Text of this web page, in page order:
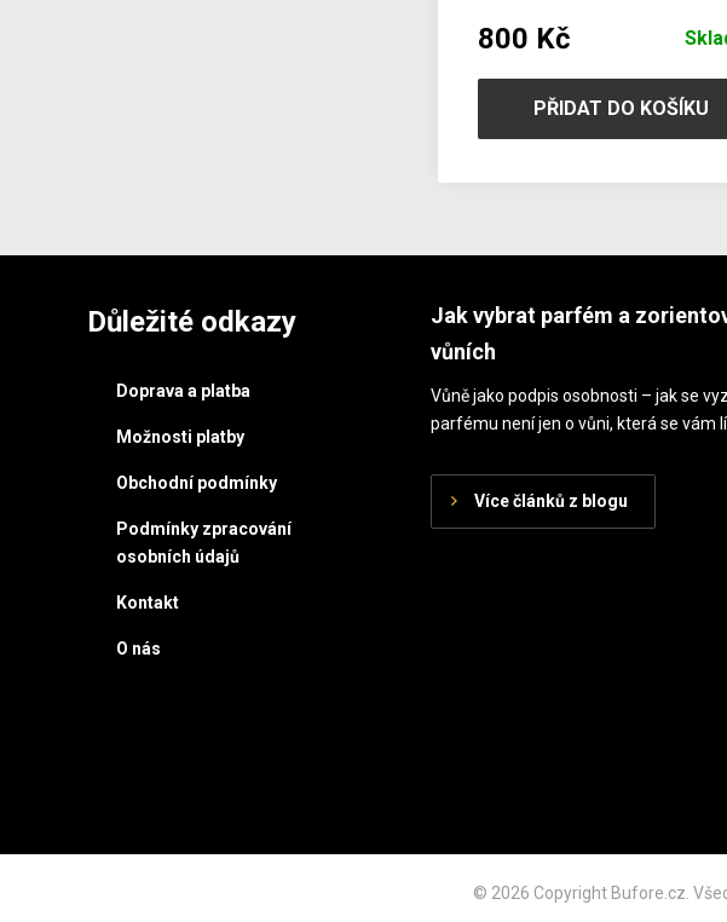
800 Kč
PŘIDAT DO KOŠÍKU
Důležité odkazy
Doprava a platba
Možnosti platby
Obchodní podmínky
Podmínky zpracování
osobních údajů
Kontakt
O nás
Jak vybrat parfém a
vůních
Vůně jako podpis osobnosti – jak se
parfému není jen o vůni, která se vám
Více článků z blogu
© 2026 Copyright Bufore.cz.